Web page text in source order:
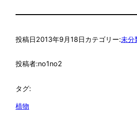
投稿日2013年9月18日カテゴリー:未分
投稿者:no1no2
タグ:
植物